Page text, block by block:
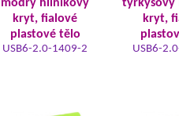
modrý hliníkový
kryt, fialové
plastové tělo
USB6-2.0-1409-2
tyrkysový
kryt,
USB6-